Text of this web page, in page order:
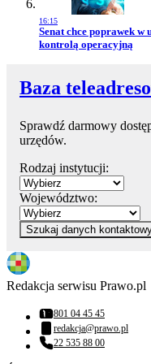
16:15
Przejdź do artykułu:
Senat chce poprawek w
kontrolą operacyjną
Baza
Sprawdź darmowy
urzędów.
Rodzaj instytucji:
Województwo:
Szukaj danych
Redakcja serwisu Prawo.pl
Numer telefonu:
801 04 45 45
Adres email:
redakcja@prawo.pl
Numer telefonu:
22 535 88 00